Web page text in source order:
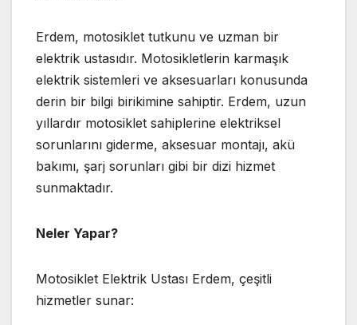
Erdem, motosiklet tutkunu ve uzman bir
elektrik ustasıdır. Motosikletlerin karmaşık
elektrik sistemleri ve aksesuarları konusunda
derin bir bilgi birikimine sahiptir. Erdem, uzun
yıllardır motosiklet sahiplerine elektriksel
sorunlarını giderme, aksesuar montajı, akü
bakımı, şarj sorunları gibi bir dizi hizmet
sunmaktadır.
Neler Yapar?
Motosiklet Elektrik Ustası Erdem, çeşitli
hizmetler sunar: